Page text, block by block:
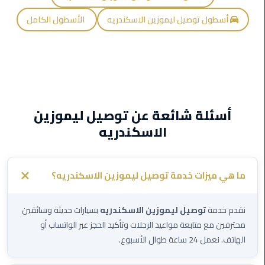
ليموزين
اون
ليموزين
ليموزين
الرحاب
التجمع
الخامس
ليموزين
أسطول توصيل ليموزين الاسكندريه
الأسطول الكامل
أسئلة شائعة عن توصيل ليموزين
الاسكندريه
ما هي ميزات خدمة توصيل ليموزين الاسكندريه؟
نقدم خدمةتوصيل ليموزين الاسكندريهبسيارات حديثة وسائقين
محترفين مع متابعة مواعيد الرحلات وتأكيد الحجز عبر الواتساب أو
الهاتف. نعمل 24 ساعة طوال الأسبوع.